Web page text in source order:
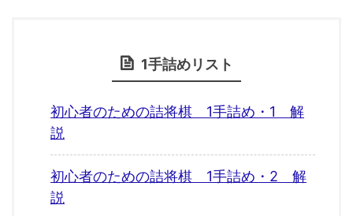
1手詰めリスト
初心者のための詰将棋 1手詰め・1 解
説
初心者のための詰将棋 1手詰め・2 解
説